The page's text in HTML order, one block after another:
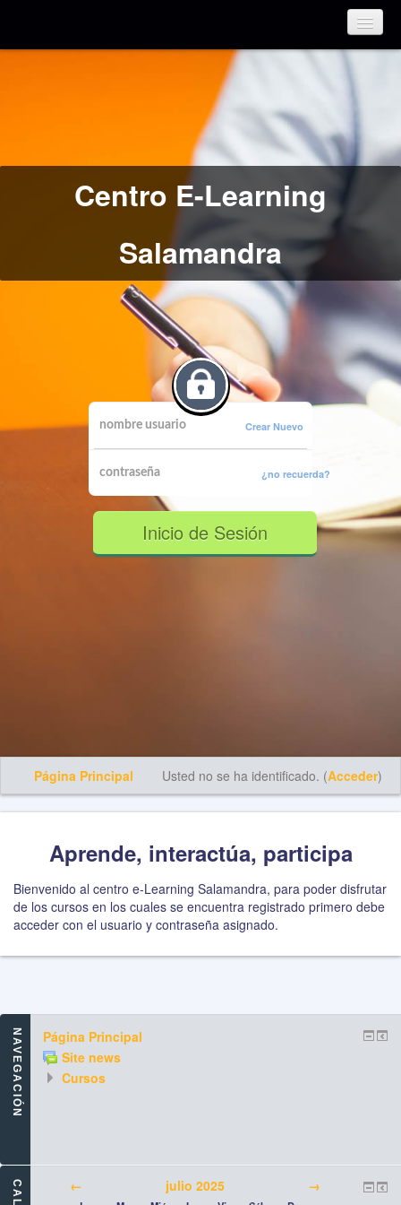
Centro E-Learning
Salamandra
Crear Nuevo
¿no recuerda?
Inicio de Sesión
Página Principal Usted no se ha identificado. (Acceder)
Aprende, interactúa, participa
Bienvenido al centro e-Learning Salamandra, para poder disfrutar
de los cursos en los cuales se encuentra registrado primero debe
acceder con el usuario y contraseña asignado.
NAVEGACIÓN
Página Principal
Site news
Cursos
← julio 2025 →